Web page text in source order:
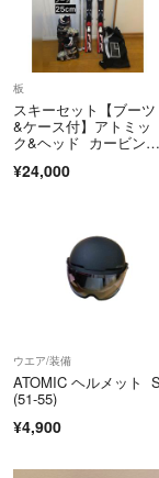
板
スキーセット【ブーツ
&ケース付】アトミッ
ク&ヘッド カービング
¥24,000
ウエア/装備
ATOMIC ヘルメット S
(51-55)
¥4,900